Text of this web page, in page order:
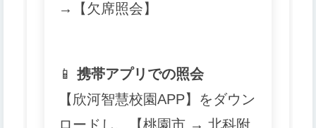
→【欠席照会】
📱 携帯アプリでの照会
【欣河智慧校園APP】をダウン
ロードし、【桃園市 → 北科附